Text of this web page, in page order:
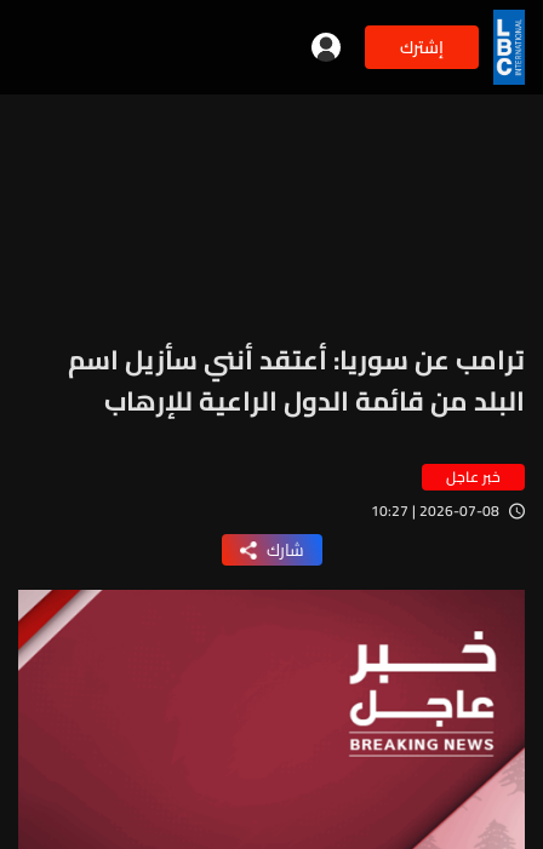
إشترك
ترامب عن سوريا: أعتقد أنني سأزيل اسم
البلد من قائمة الدول الراعية للإرهاب
خبر عاجل
2026-07-08 | 10:27
شارك